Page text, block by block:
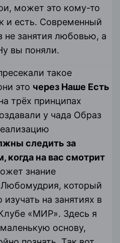
может это кому-то
и есть. Современный
занятия любовью, а
вы поняли.
такое
это через Наше Есть
трёх принципах
у чада Образ
следить за
на вас смотрит
знание
Любомудрия, который
на занятиях в
«МИР». Здесь я
основу,